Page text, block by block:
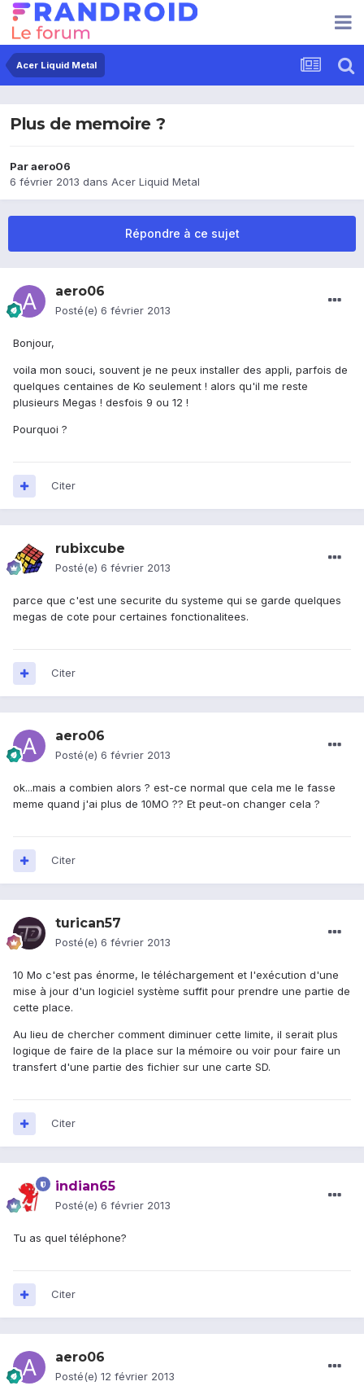
Acer Liquid Metal
Plus de memoire ?
Paraero06
6 février 2013 dans Acer Liquid Metal
Répondre à ce sujet
aero06
Posté(e) 6 février 2013
Bonjour,
voila mon souci, souvent je ne peux installer des appli, parfois de
quelques centaines de Ko seulement ! alors qu'il me reste
plusieurs Megas ! desfois 9 ou 12 !
Pourquoi ?
Citer
rubixcube
Posté(e) 6 février 2013
parce que c'est une securite du systeme qui se garde quelques
megas de cote pour certaines fonctionalitees.
Citer
aero06
Posté(e) 6 février 2013
ok...mais a combien alors ? est-ce normal que cela me le fasse
meme quand j'ai plus de 10MO ?? Et peut-on changer cela ?
Citer
turican57
Posté(e) 6 février 2013
10 Mo c'est pas énorme, le téléchargement et l'exécution d'une
mise à jour d'un logiciel système suffit pour prendre une partie de
cette place.
Au lieu de chercher comment diminuer cette limite, il serait plus
logique de faire de la place sur la mémoire ou voir pour faire un
transfert d'une partie des fichier sur une carte SD.
Citer
indian65
Posté(e) 6 février 2013
Tu as quel téléphone?
Citer
aero06
Posté(e) 12 février 2013